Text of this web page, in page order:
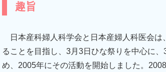
趣旨
日本産科婦人科学会と日本産婦人科医会は
ることを目指し、3月3日ひな祭りを中心に
め、2005年にその活動を開始しました。